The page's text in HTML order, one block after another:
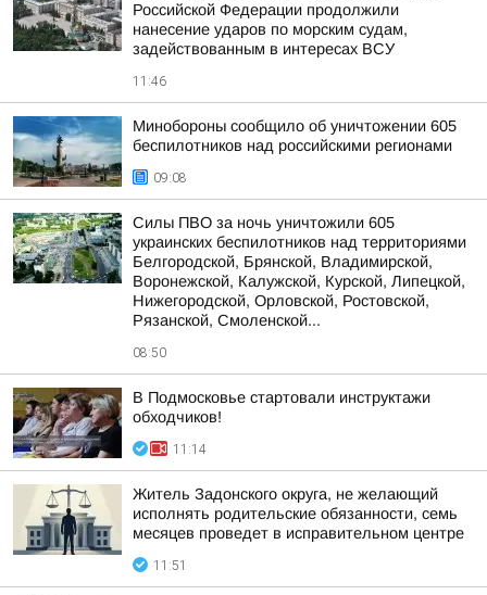
Российской Федерации продолжили
нанесение ударов по морским судам,
задействованным в интересах ВСУ
11:46
Минобороны сообщило об уничтожении 605
беспилотников над российскими регионами
09:08
Силы ПВО за ночь уничтожили 605
украинских беспилотников над территориями
Белгородской, Брянской, Владимирской,
Воронежской, Калужской, Курской, Липецкой,
Нижегородской, Орловской, Ростовской,
Рязанской, Смоленской...
08:50
В Подмосковье стартовали инструктажи
обходчиков!
11:14
Житель Задонского округа, не желающий
исполнять родительские обязанности, семь
месяцев проведет в исправительном центре
11:51